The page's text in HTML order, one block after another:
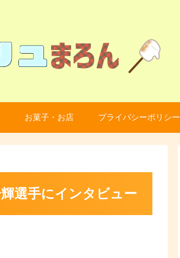
お菓子・お店 プライバシーポリシー
選手にインタビュー